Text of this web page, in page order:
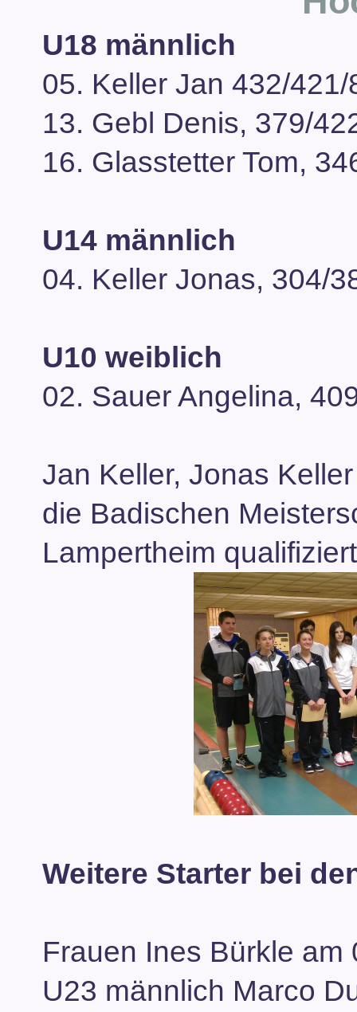
U18 männlich
05. Keller Jan 432/421/
13. Gebl Denis, 379/
16. Glasstetter Tom,
U14 männlich
04. Keller Jonas, 304/
U10 weiblich
02. Sauer Angelina,
Jan Keller, Jonas
die Badischen
Lampertheim
Weitere Starter bei
Frauen Ines Bürkle
U23 männlich Marco